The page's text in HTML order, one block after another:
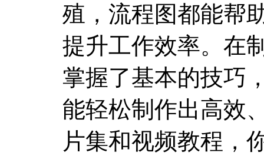
殖，流程图都能帮
提升工作效率。在
掌握了基本的技巧
能轻松制作出高效
片集和视频教程，